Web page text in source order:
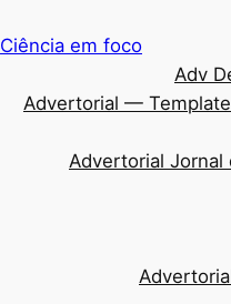
Ciência em foco
Adv
Advertorial —
Advertorial Jornal